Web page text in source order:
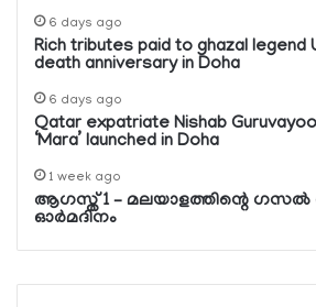
6 days ago
Rich tributes paid to ghazal legend
death anniversary in Doha
6 days ago
Qatar expatriate Nishab
‘Mara’ launched in Doha
1 week ago
ആഗസ്ത് 1 – മലയാളത്തിന്റെ ഗസല്‍
ഓര്‍മദിനം